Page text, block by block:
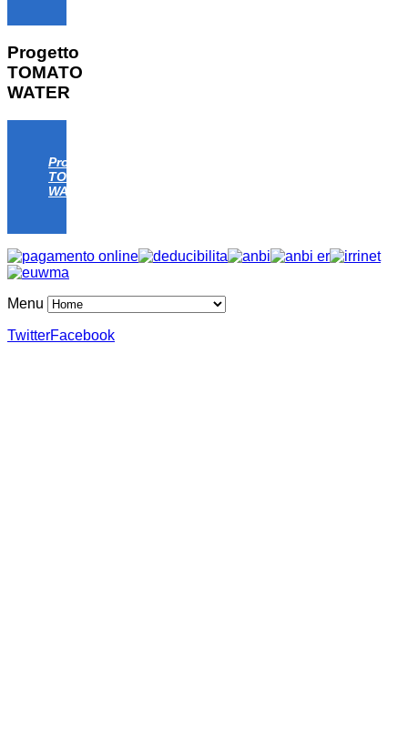
Progetto
TOMATO
WATER
Progetto
TOMATO
WATER
Menu
TwitterFacebook